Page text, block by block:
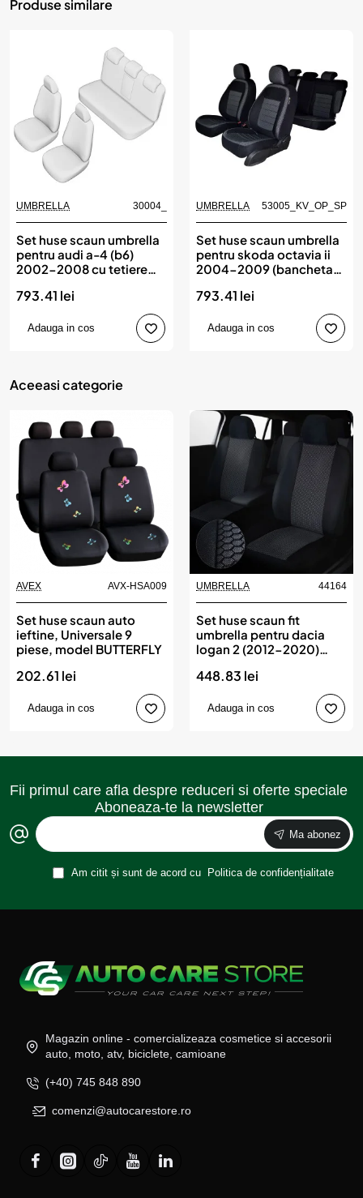
Produse similare
UMBRELLA 30004_
Set huse scaun umbrella
pentru audi a-4 (b6)
2002-2008 cu tetiere
793.41 lei
Adauga in cos
UMBRELLA 53005_KV_OP_SP
Set huse scaun umbrella
pentru skoda octavia ii
2004-2009 (bancheta
tetiere spate in forma de l
793.41 lei
Adauga in cos
Aceeasi categorie
AVEX AVX-HSA009
Set huse scaun auto
ieftine, Universale 9
piese, model BUTTERFLY
202.61 lei
Adauga in cos
UMBRELLA 44164
Set huse scaun fit
umbrella pentru dacia
logan 2 (2012-2020)
448.83 lei
Adauga in cos
Fii primul care afla despre reduceri si oferte speciale
Aboneaza-te la newsletter
Ma abonez
Am citit și sunt de acord cu Politica de confidențialitate
Magazin online - comercializeaza cosmetice si accesorii
auto, moto, atv, biciclete, camioane
(+40) 745 848 890
comenzi@autocarestore.ro